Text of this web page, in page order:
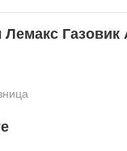
Лемакс